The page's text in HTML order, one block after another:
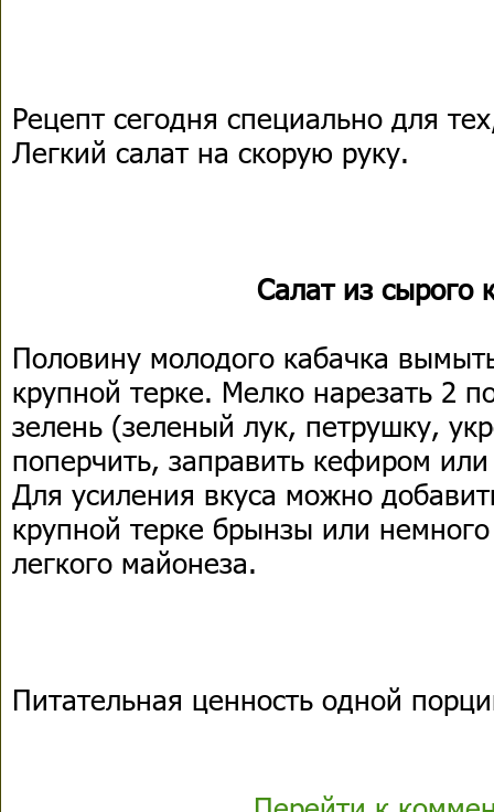
Рецепт сегодня специально для
Легкий салат на скорую руку.
Салат из сырого
Половину молодого кабачка
крупной терке. Мелко нарезать 2
зелень (зеленый лук, петрушку,
поперчить, заправить кефиром
Для усиления вкуса можно
крупной терке брынзы или
легкого майонеза.
Питательная ценность одной